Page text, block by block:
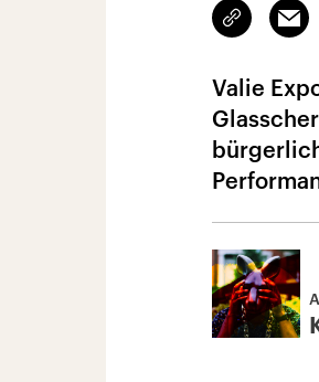
Link
kopieren/
Email
Valie